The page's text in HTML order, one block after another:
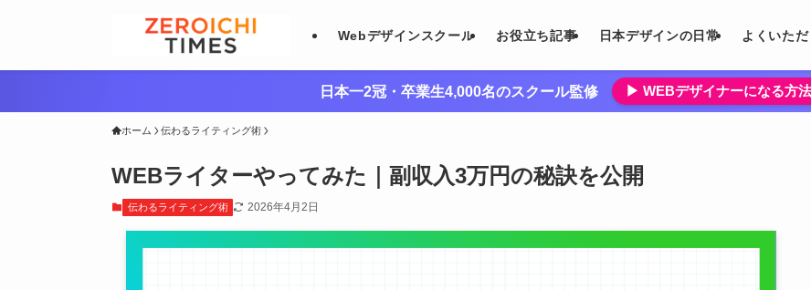
Webデザインスクール お役立ち記事 日本デザインの日常 よくいた
日本一2冠・卒業生4,000名のスクール監修 ▶︎ WEBデザイナーになる方
ホーム 伝わるライティング術
WEBライターやってみた｜副収入3万円の秘訣を公開
伝わるライティング術 2026年4月2日